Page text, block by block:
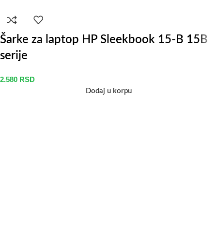
Šarke za laptop HP Sleekbook 15-B 15B
serije
2.580 RSD
Dodaj u korpu